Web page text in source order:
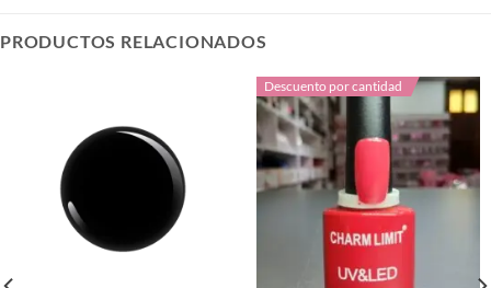
PRODUCTOS RELACIONADOS
Descuento por cantidad